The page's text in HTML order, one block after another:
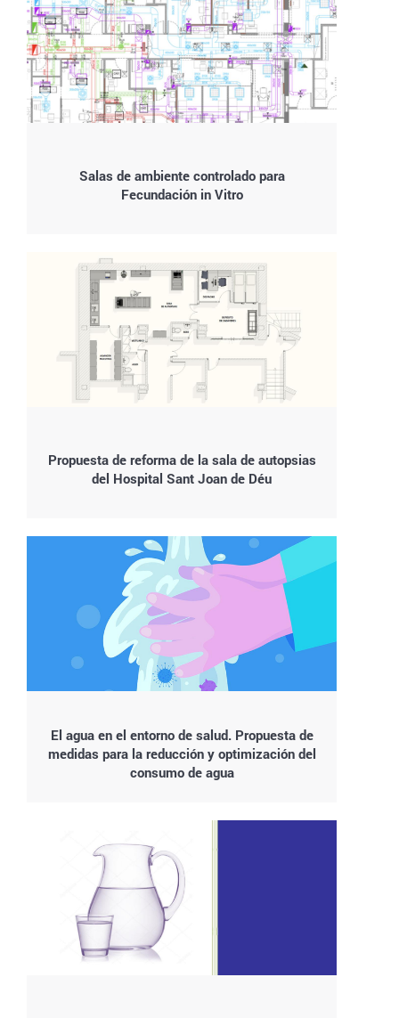
Salas de ambiente controlado para
Fecundación in Vitro
Propuesta de reforma de la sala de autopsias
del Hospital Sant Joan de Déu
El agua en el entorno de salud. Propuesta de
medidas para la reducción y optimización del
consumo de agua